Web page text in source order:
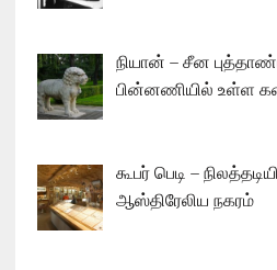
நியான் – சீன
பின்னணியில் உள்ள
கூபர் பெடி –
ஆஸ்திரேலிய நகரம்